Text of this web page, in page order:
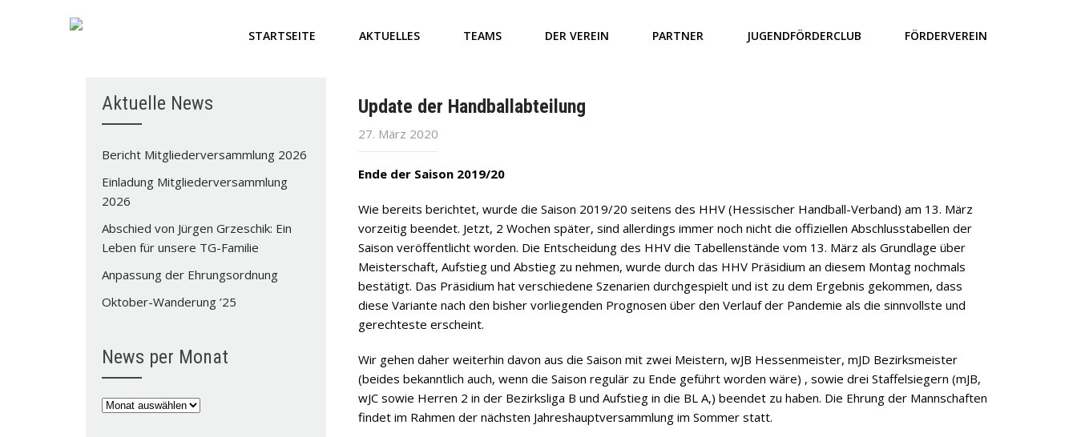
STARTSEITE AKTUELLES TEAMS DER VEREIN PARTNER JUGENDFÖRDERCLUB FÖRDERVEREIN
Update der Handballabteilung
27. März 2020
Ende der Saison 2019/20
Wie bereits berichtet, wurde die Saison 2019/20 seitens des HHV (Hessischer Handball-Verband) am 13. März
vorzeitig beendet. Jetzt, 2 Wochen später, sind allerdings immer noch nicht die offiziellen Abschlusstabellen der
Saison veröffentlicht worden. Die Entscheidung des HHV die Tabellenstände vom 13. März als Grundlage über
Meisterschaft, Aufstieg und Abstieg zu nehmen, wurde durch das HHV Präsidium an diesem Montag nochmals
bestätigt. Das Präsidium hat verschiedene Szenarien durchgespielt und ist zu dem Ergebnis gekommen, dass
diese Variante nach den bisher vorliegenden Prognosen über den Verlauf der Pandemie als die sinnvollste und
gerechteste erscheint.
Wir gehen daher weiterhin davon aus die Saison mit zwei Meistern, wJB Hessenmeister, mJD Bezirksmeister
(beides bekanntlich auch, wenn die Saison regulär zu Ende geführt worden wäre) , sowie drei Staffelsiegern (mJB,
wJC sowie Herren 2 in der Bezirksliga B und Aufstieg in die BL A,) beendet zu haben. Die Ehrung der Mannschaften
findet im Rahmen der nächsten Jahreshauptversammlung im Sommer statt.
Aktuelle News
Bericht Mitgliederversammlung 2026
Einladung Mitgliederversammlung
2026
Abschied von Jürgen Grzeschik: Ein
Leben für unsere TG-Familie
Anpassung der Ehrungsordnung
Oktober-Wanderung ’25
News per Monat
News